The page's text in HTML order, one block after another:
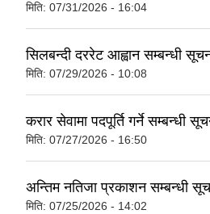
मिति: 07/31/2026 - 16:04
सिलबन्दी दररेट आह्वान सम्बन्धी
मिति: 07/29/2026 - 10:08
करार सेवामा पदपूर्ति गर्ने सम्बन्धी
मिति: 07/27/2026 - 16:50
अन्तिम नतिजा प्रकाशन सम्बन्धी
मिति: 07/25/2026 - 14:02